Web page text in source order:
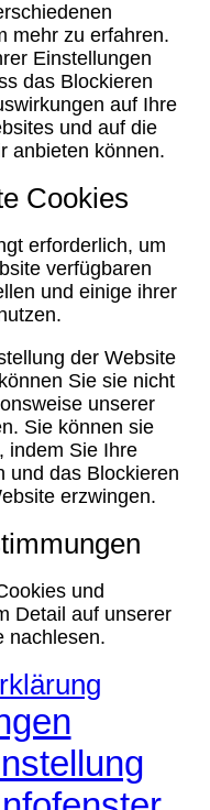
mehr zu erfahren.
Einstellungen
das Blockieren
auf Ihre
und auf die
anbieten können.
Cookies
erforderlich, um
verfügbaren
und einige ihrer
der Website
Sie sie nicht
unserer
Sie können sie
indem Sie Ihre
und das Blockieren
erzwingen.
und
Detail auf unserer
nachlesen.